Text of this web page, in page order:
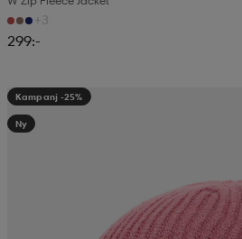
+3
299:-
Kampanj -25%
Ny